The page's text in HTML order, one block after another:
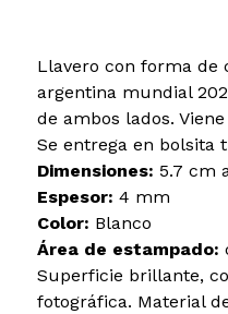
Llavero con forma de
argentina mundial
de ambos lados.
Se entrega en bolsita
Dimensiones: 5.7 cm
Espesor: 4 mm
Color: Blanco
Área de estampado:
Superficie brillante,
fotográfica. Material